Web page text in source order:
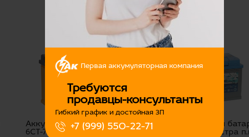
Первая аккумуляторная компания
Требуются
продавцы-консультанты
Гибкий график и достойная ЗП
+7 (999) 550-22-71
Аккумуляторная батарея
6СТ-74 (1) VL FORSE EFB п.п.
Аккумуляторная
6СТ-77 АкТех Экстра